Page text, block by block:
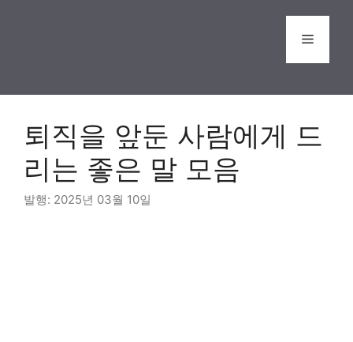
Menu
퇴직을 앞둔 사람에게 드
리는 좋은 말 모음
2025년 03월 10일